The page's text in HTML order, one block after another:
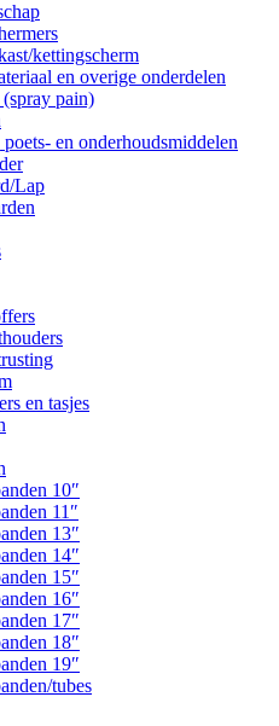
kettingscherm
en overige onderdelen
pain)
poets- en onderhoudsmiddelen
Lap
en tasjes
10″
11″
13″
14″
15″
16″
17″
18″
19″
tubes